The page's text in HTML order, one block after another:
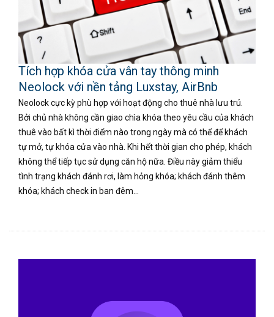
Tích hợp khóa cửa vân tay thông minh
Neolock với nền tảng Luxstay, AirBnb
Neolock cực kỳ phù hợp với hoạt động cho thuê nhà lưu trú.
Bởi chủ nhà không cần giao chìa khóa theo yêu cầu của khách
thuê vào bất kì thời điểm nào trong ngày mà có thể để khách
tự mở, tự khóa cửa vào nhà. Khi hết thời gian cho phép, khách
không thể tiếp tục sử dụng căn hộ nữa. Điều này giảm thiểu
tình trạng khách đánh rơi, làm hỏng khóa; khách đánh thêm
khóa; khách check in ban đêm…